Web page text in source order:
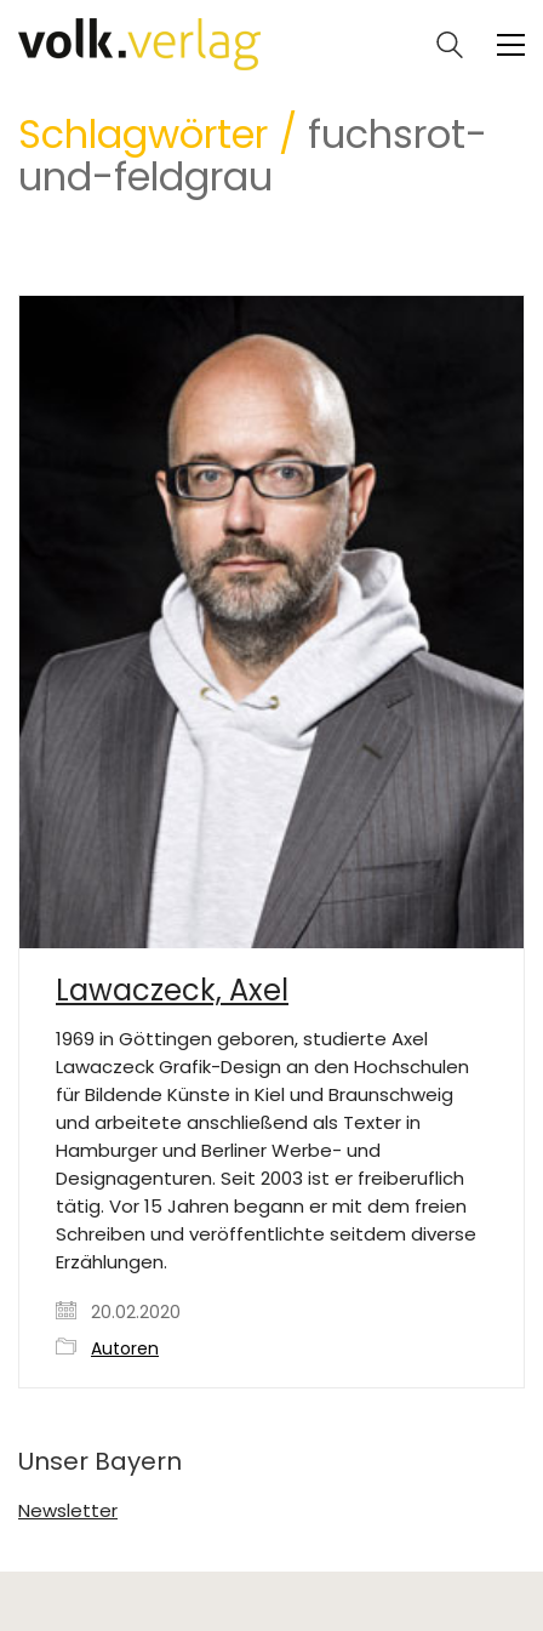
Schlagwörter / fuchsrot-
und-feldgrau
Lawaczeck, Axel
1969 in Göttingen geboren, studierte Axel
Lawaczeck Grafik-Design an den Hochschulen
für Bildende Künste in Kiel und Braunschweig
und arbeitete anschließend als Texter in
Hamburger und Berliner Werbe- und
Designagenturen. Seit 2003 ist er freiberuflich
tätig. Vor 15 Jahren begann er mit dem freien
Schreiben und veröffentlichte seitdem diverse
Erzählungen.
20.02.2020
Autoren
Unser Bayern
Newsletter